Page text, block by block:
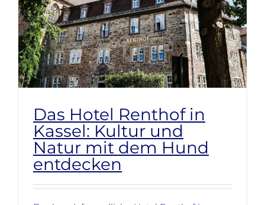
Das Hotel Renthof in
Kassel: Kultur und
Natur mit dem Hund
entdecken